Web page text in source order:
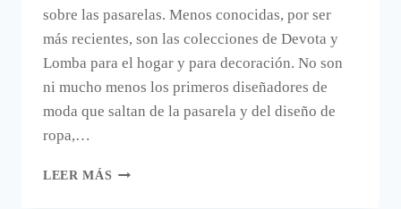
sobre las pasarelas. Menos conocidas, por ser
más recientes, son las colecciones de Devota y
Lomba para el hogar y para decoración. No son
ni mucho menos los primeros diseñadores de
moda que saltan de la pasarela y del diseño de
ropa,…
LEER MÁS TOALLAS